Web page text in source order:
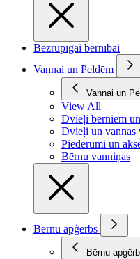
Bezrūpīgai bērnībai
Vannai un Peldēm
Vannai un
View All
Dvieļi bērniem
Dvieļi un vannas
Piederumi un
Bērnu vanniņas
Bērnu apģērbs
Bērnu